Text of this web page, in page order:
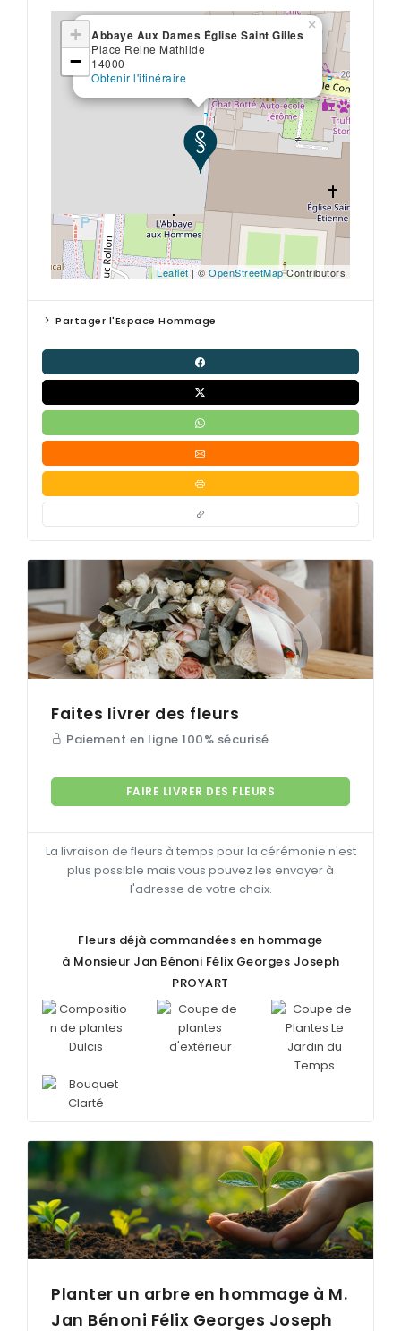
Abbaye Aux Dames Église Saint Gilles
Place Reine Mathilde
14000
Obtenir l'itinéraire
×
+
−
Leaflet| © OpenStreetMapContributors
Partager l'Espace Hommage
Faites livrer des fleurs
Paiement en ligne 100% sécurisé
FAIRE LIVRER DES FLEURS
La livraison de fleurs à temps pour la cérémonie n'est
plus possible mais vous pouvez les envoyer à
l'adresse de votre choix.
Fleurs déjà commandées en hommage
à Monsieur Jan Bénoni Félix Georges Joseph
PROYART
Planter un arbre en hommage à M.
Jan Bénoni Félix Georges Joseph